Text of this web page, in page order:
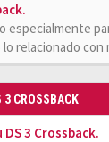
especialmente
relacionado con
3 CROSSBACK
3 Crossback.